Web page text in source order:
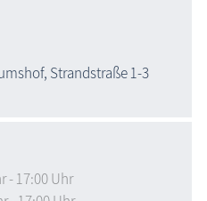
Strandstraße 1-3
- 17:00Uhr